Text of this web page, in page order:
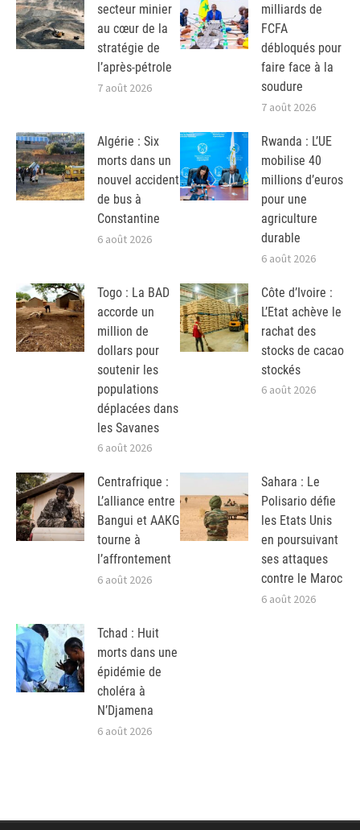
secteur minier
au cœur de la
stratégie de
l’après-pétrole
7 août 2026
milliards de
FCFA
débloqués pour
faire face à la
soudure
7 août 2026
Algérie : Six
morts dans un
nouvel accident
de bus à
Constantine
6 août 2026
Rwanda : L’UE
mobilise 40
millions d’euros
pour une
agriculture
durable
6 août 2026
Togo : La BAD
accorde un
million de
dollars pour
soutenir les
populations
déplacées dans
les Savanes
6 août 2026
Côte d’Ivoire :
L’Etat achève le
rachat des
stocks de cacao
stockés
6 août 2026
Centrafrique :
L’alliance entre
Bangui et AAKG
tourne à
l’affrontement
6 août 2026
Sahara : Le
Polisario défie
les Etats Unis
en poursuivant
ses attaques
contre le Maroc
6 août 2026
Tchad : Huit
morts dans une
épidémie de
choléra à
N’Djamena
6 août 2026